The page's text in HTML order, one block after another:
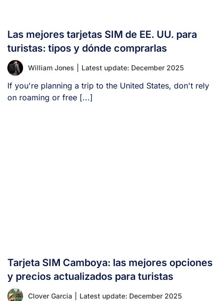
Las mejores tarjetas SIM de EE. UU. para
turistas: tipos y dónde comprarlas
William Jones Latest update: December 2025
If you're planning a trip to the United States, don't rely
on roaming or free [...]
Tarjeta SIM Camboya: las mejores opciones
y precios actualizados para turistas
Clover Garcia Latest update: December 2025